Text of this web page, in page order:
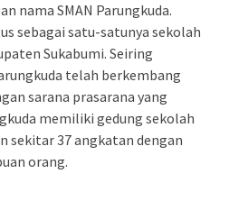
nama SMAN Parungkuda.
sebagai satu-satunya sekolah
Sukabumi. Seiring
telah berkembang
sarana prasarana yang
memiliki gedung sekolah
sekitar 37 angkatan dengan
orang.